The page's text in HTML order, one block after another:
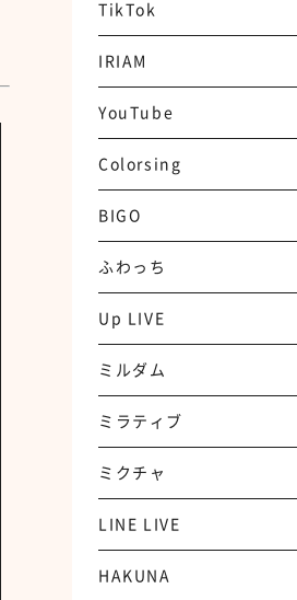
TikTok
IRIAM
YouTube
Colorsing
BIGO
ふわっち
Up LIVE
ミルダム
ミラティブ
ミクチャ
LINE LIVE
HAKUNA